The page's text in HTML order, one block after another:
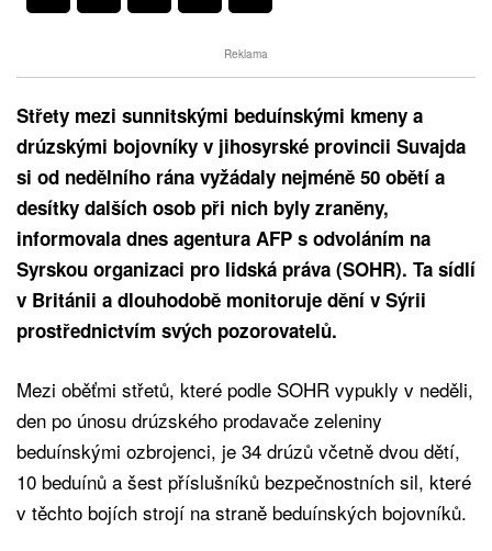
Reklama
Střety mezi sunnitskými beduínskými kmeny a
drúzskými bojovníky v jihosyrské provincii Suvajda
si od nedělního rána vyžádaly nejméně 50 obětí a
desítky dalších osob při nich byly zraněny,
informovala dnes agentura AFP s odvoláním na
Syrskou organizaci pro lidská práva (SOHR). Ta sídlí
v Británii a dlouhodobě monitoruje dění v Sýrii
prostřednictvím svých pozorovatelů.
Mezi oběťmi střetů, které podle SOHR vypukly v neděli,
den po únosu drúzského prodavače zeleniny
beduínskými ozbrojenci, je 34 drúzů včetně dvou dětí,
10 beduínů a šest příslušníků bezpečnostních sil, které
v těchto bojích strojí na straně beduínských bojovníků.